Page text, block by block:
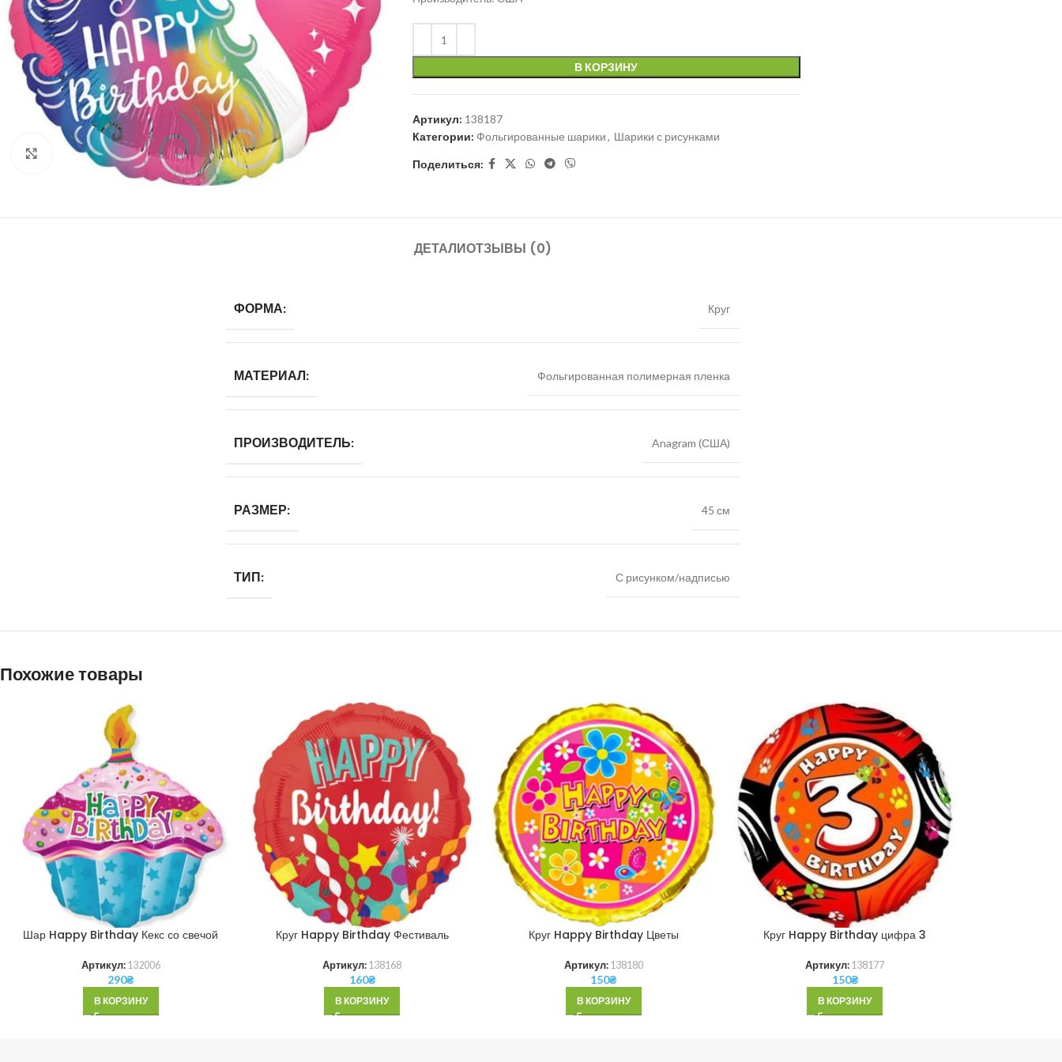
Нажмите, чтобы увеличить
В КОРЗИНУ
Артикул: 138187
Категории: Фольгированные шарики, Шарики с рисунками
Поделиться:
ДЕТАЛИОТЗЫВЫ (0)
ФОРМА: Круг
МАТЕРИАЛ: Фольгированная полимерная пленка
ПРОИЗВОДИТЕЛЬ: Anagram (США)
РАЗМЕР: 45 см
ТИП: С рисунком/надписью
Похожие товары
Шар Happy Birthday Кекс со свечой
Артикул: 132006
290₴
В КОРЗИНУ
Круг Happy Birthday Фестиваль
Артикул: 138168
160₴
В КОРЗИНУ
Круг Happy Birthday Цветы
Артикул: 138180
150₴
В КОРЗИНУ
Круг Happy Birthday цифра 3
Артикул: 138177
150₴
В КОРЗИНУ